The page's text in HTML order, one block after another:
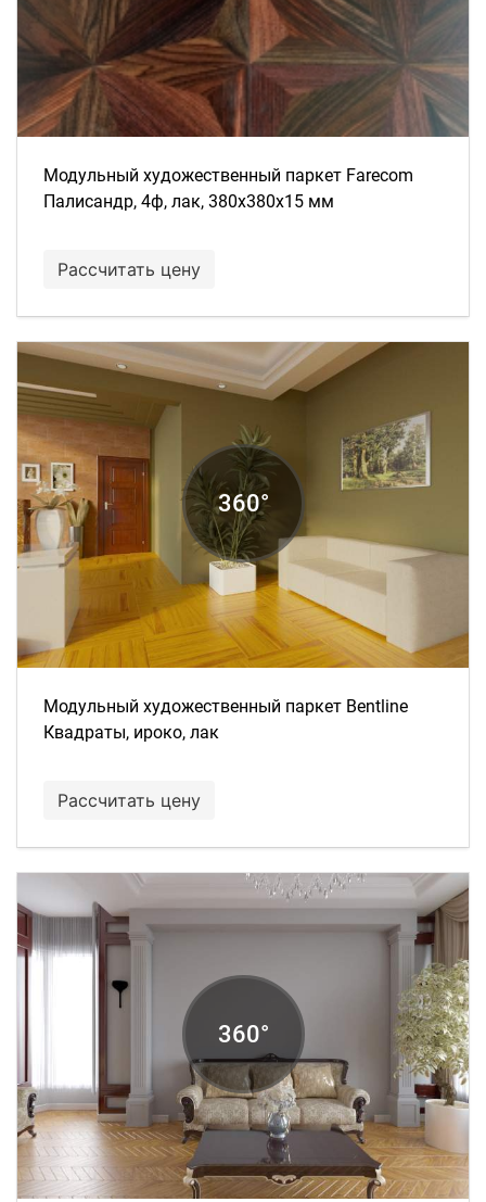
Модульный художественный паркет Farecom
Палисандр, 4ф, лак, 380х380х15 мм
Рассчитать цену
Модульный художественный паркет Bentline
Квадраты, ироко, лак
Рассчитать цену